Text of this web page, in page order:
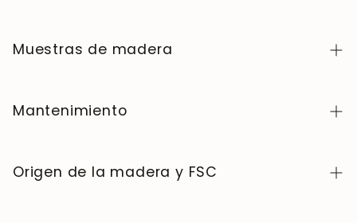
Muestras de madera
colección NordicStory, haga clic
Mantenimiento
apreciado por su carácter auténtico y su belleza que
evoluciona con el tiempo. Para conservarla en perfecto
Origen de la madera y FSC